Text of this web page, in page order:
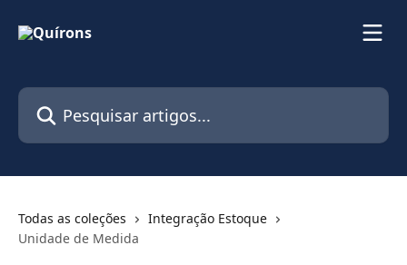
Pesquisar artigos...
Todas as coleções
Integração Estoque
Unidade de Medida